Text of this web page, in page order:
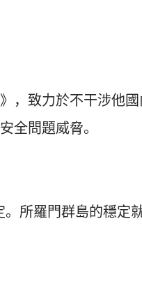
，致力於不干涉他
全問題威脅。
。所羅門群島的穩定